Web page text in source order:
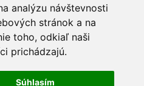
analýzu návštevnosti
stránok a na
toho, odkiaľ naši
prichádzajú.
Súhlasím
analýzu návštevnosti
stránok a na
toho, odkiaľ naši
prichádzajú.
Súhlasím